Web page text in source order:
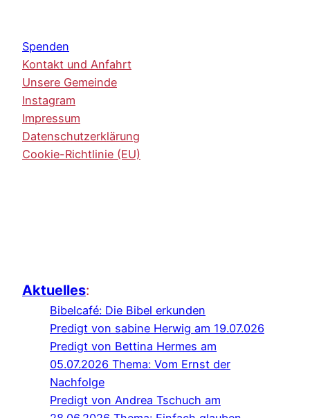
Spenden
Kontakt und Anfahrt
Unsere Gemeinde
Instagram
Impressum
Datenschutzerklärung
Cookie-Richtlinie (EU)
Aktuelles:
Bibelcafé: Die Bibel erkunden
Predigt von sabine Herwig am 19.07.026
Predigt von Bettina Hermes am
05.07.2026 Thema: Vom Ernst der
Nachfolge
Predigt von Andrea Tschuch am